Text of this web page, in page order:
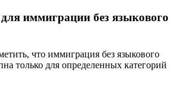
иммиграции без языкового
что иммиграция без языкового
только для определенных категорий